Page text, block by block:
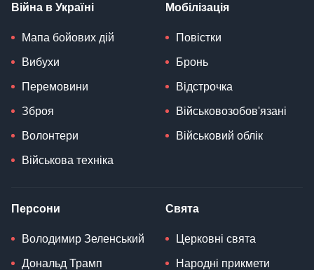
Війна в Україні
Мапа бойових дій
Вибухи
Перемовини
Зброя
Волонтери
Військова техніка
Мобілізація
Повістки
Бронь
Відстрочка
Військовозобов'язані
Військовий облік
Персони
Володимир Зеленський
Дональд Трамп
Свята
Церковні свята
Народні прикмети